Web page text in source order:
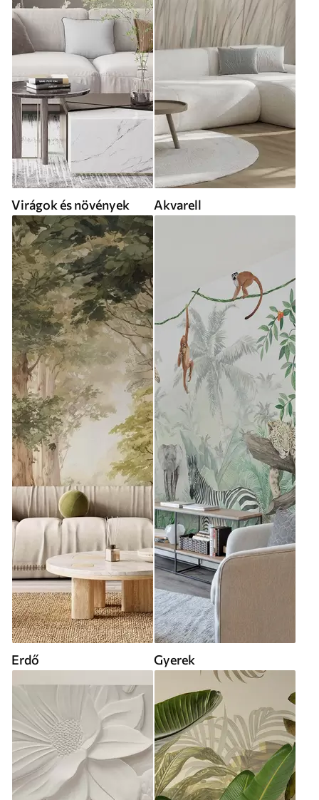
Virágok és növények Akvarell
Erdő Gyerek